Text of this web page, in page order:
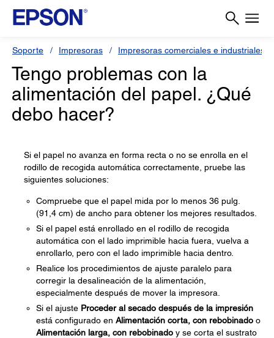
Soporte Impresoras Impresoras comerciales e industriales
Tengo problemas con la
alimentación del papel. ¿Qué
debo hacer?
Si el papel no avanza en forma recta o no se enrolla en el
rodillo de recogida automática correctamente, pruebe las
siguientes soluciones:
Compruebe que el papel mida por lo menos 36 pulg.
(91,4 cm) de ancho para obtener los mejores resultados.
Si el papel está enrollado en el rodillo de recogida
automática con el lado imprimible hacia fuera, vuelva a
enrollarlo, pero con el lado imprimible hacia dentro.
Realice los procedimientos de ajuste paralelo para
corregir la desalineación de la alimentación,
especialmente después de mover la impresora.
Si el ajuste Proceder al secado después de la impresión
está configurado en Alimentación corta, con rebobinado o
Alimentación larga, con rebobinado y se corta el sustrato